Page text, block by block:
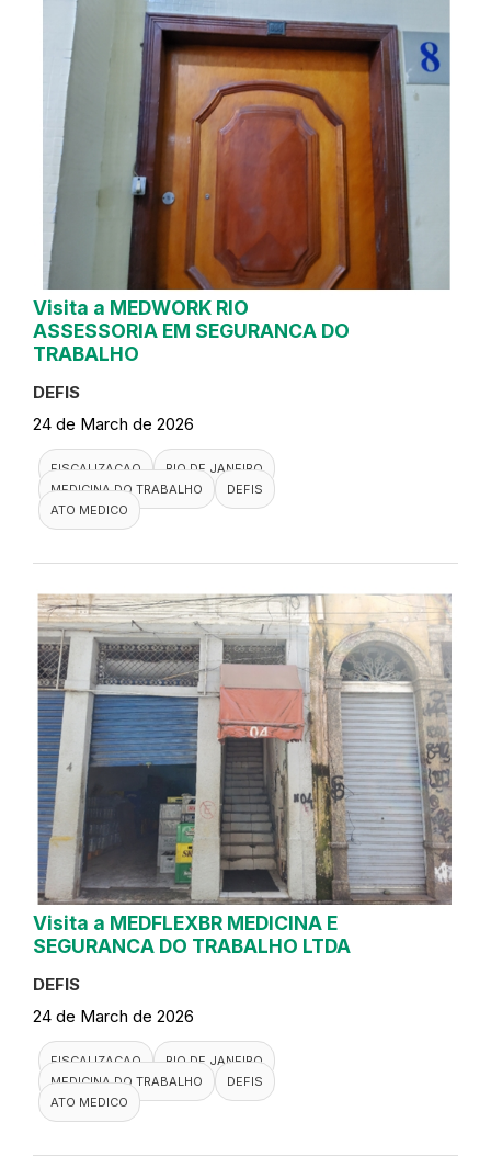
Visita a MEDWORK RIO
ASSESSORIA EM SEGURANCA DO
TRABALHO
DEFIS
24 de March de 2026
FISCALIZACAO
RIO DE JANEIRO
MEDICINA DO TRABALHO
DEFIS
ATO MEDICO
Visita a MEDFLEXBR MEDICINA E
SEGURANCA DO TRABALHO LTDA
DEFIS
24 de March de 2026
FISCALIZACAO
RIO DE JANEIRO
MEDICINA DO TRABALHO
DEFIS
ATO MEDICO